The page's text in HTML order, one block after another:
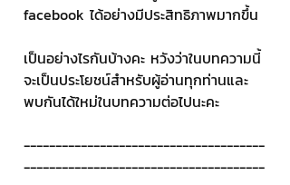
facebook ได้อย่างมีประสิทธิภาพมากขึ้น
เป็นอย่างไรกันบ้างคะ หวังว่าในบทความนี้
จะเป็นประโยชน์สำหรับผู้อ่านทุกท่านและ
พบกันได้ใหม่ในบทความต่อไปนะคะ
--------------------------------------
--------------------------------------